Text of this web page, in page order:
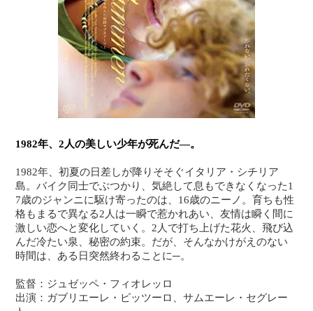
1982年、2人の美しい少年が死んだ―。
1982年、初夏の日差しが降りそそぐイタリア・シチリア
島。バイク同士でぶつかり、気絶して息もできなくなった1
7歳のジャンニに駆け寄ったのは、16歳のニーノ。育ちも性
格もまるで異なる2人は一瞬で惹かれあい、友情は瞬く間に
激しい恋へと変化していく。2人で打ち上げた花火、飛び込
んだ冷たい泉、秘密の約束。だが、そんなかけがえのない
時間は、ある日突然終わることに─。
監督：ジュゼッペ・フィオレッロ
出演：ガブリエーレ・ピッツーロ、サムエーレ・セグレー